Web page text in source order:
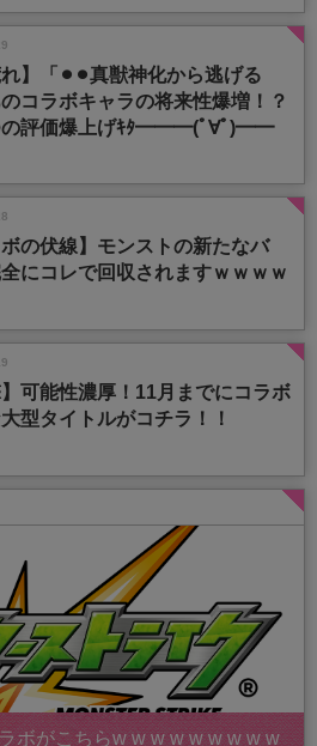
れ】「⚫︎⚫︎真獣神化から逃げる
コラボキャラの将来性爆増！？
の評価爆上げｷﾀ━━━(ﾟ∀ﾟ)━━
ボの伏線】モンストの新たなバ
にコレで回収されますｗｗｗｗ
】可能性濃厚！11月までにコラボ
型タイトルがコチラ！！
ボがこちらw w w w w w w w w